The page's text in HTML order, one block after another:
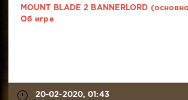
MOUNT BLADE 2 BANNERLORD
Об игре
20-02-2020, 01:43